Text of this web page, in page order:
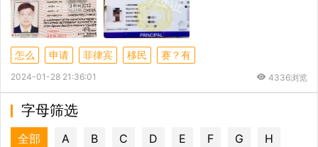
怎么 申请 菲律宾 移民 赛？有
2024-01-28 21:36:01 4336浏览
字母筛选
全部 A B C D E F G H